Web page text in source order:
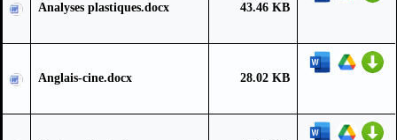
Analyses plastiques.docx 43.46 KB
Anglais-cine.docx 28.02 KB